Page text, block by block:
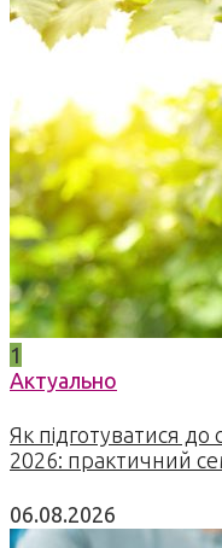
1
Актуально
Як підготуватися
2026: практичний
06.08.2026